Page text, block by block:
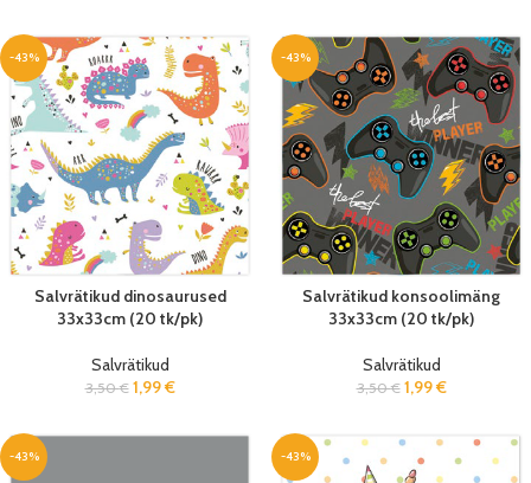
-43%
Salvrätikud dinosaurused
33x33cm (20 tk/pk)
Salvrätikud
3,50€ 1,99€
-43%
Salvrätikud konsoolimäng
33x33cm (20 tk/pk)
Salvrätikud
3,50€ 1,99€
-43% -43%